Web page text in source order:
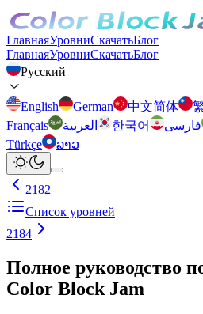
ГлавнаяУровниСкачатьБлог
ГлавнаяУровниСкачатьБлог
Русский
English German 中文简体
Français
العربية 한국어 فارسی
Türkçe
ລາວ
2182
Список уровней
2184
Полное руководство
Color Block Jam